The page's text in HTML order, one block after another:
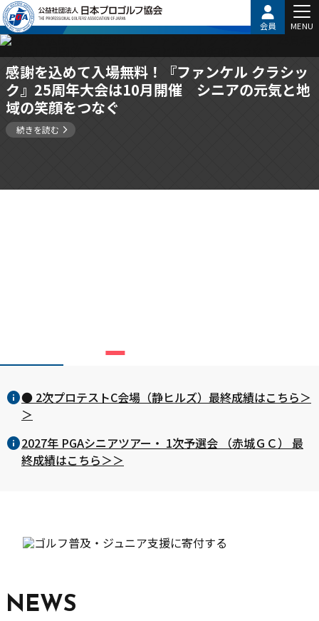
会員 MENU
感謝を込めて入場無料！『ファンケル クラシッ
ク』25周年大会は10月開催 シニアの元気と地
域の笑顔をつなぐ
続きを読む
● 2次プロテストC会場（静ヒルズ）最終成績はこちら＞
＞
2027年 PGAシニアツアー・ 1次予選会 （赤城ＧＣ） 最
終成績はこちら＞＞
NEWS